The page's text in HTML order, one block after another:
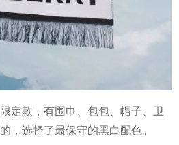
定款，有围巾、包包、帽子、卫
，选择了最保守的黑白配色。